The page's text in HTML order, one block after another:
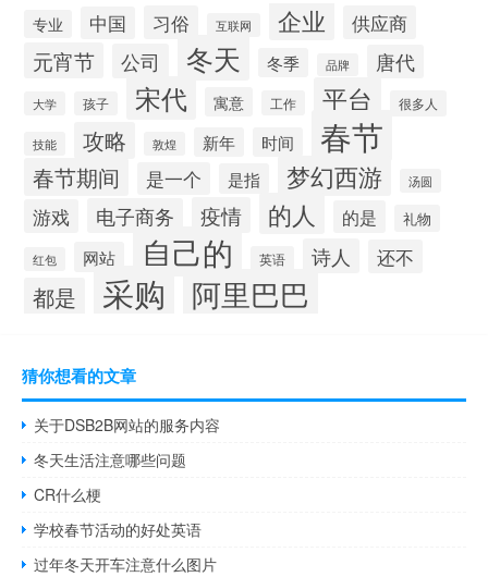
专业 中国 习俗 互联网 企业 供应商
元宵节 公司 冬天 冬季 品牌 唐代
大学 孩子 宋代 寓意 工作 平台 很多人
技能 攻略 敦煌 新年 时间 春节
春节期间 是一个 是指 梦幻西游 汤圆
游戏 电子商务 疫情 的人 的是 礼物
红包 网站 自己的 英语 诗人 还不
都是 采购 阿里巴巴
猜你想看的文章
关于DSB2B网站的服务内容
冬天生活注意哪些问题
CR什么梗
学校春节活动的好处英语
过年冬天开车注意什么图片